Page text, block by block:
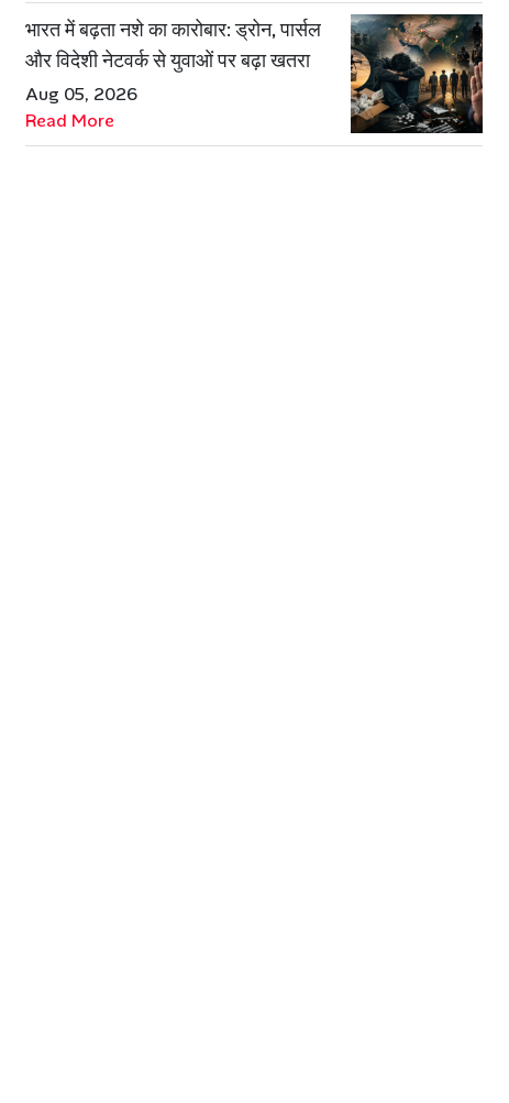
भारत में बढ़ता नशे का कारोबार: ड्रोन, पार्सल
और विदेशी नेटवर्क से युवाओं पर बढ़ा खतरा
Aug 05, 2026
Read More